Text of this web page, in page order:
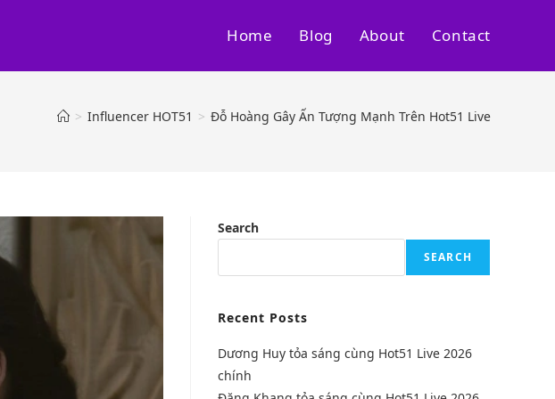
Home Blog About Contact
> Influencer HOT51 > Đỗ Hoàng Gây Ấn Tượng Mạnh Trên Hot51 Live
Search
SEARCH
Recent Posts
Dương Huy tỏa sáng cùng Hot51 Live 2026
chính